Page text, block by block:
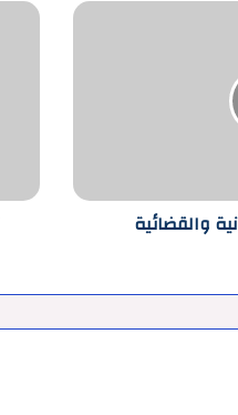
والقضائية
تقنية